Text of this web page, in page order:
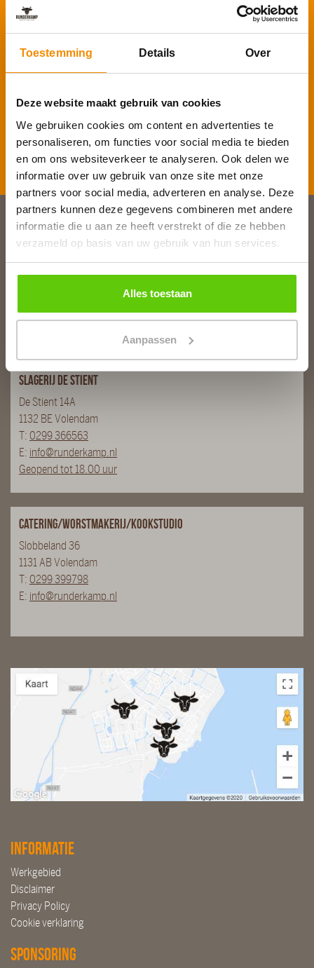
Toestemming Details Over
Deze website maakt gebruik van cookies
We gebruiken cookies om content en advertenties te
personaliseren, om functies voor social media te bieden
en om ons websiteverkeer te analyseren. Ook delen we
informatie over uw gebruik van onze site met onze
partners voor social media, adverteren en analyse. Deze
partners kunnen deze gegevens combineren met andere
informatie die u aan ze heeft verstrekt of die ze hebben
verzameld op basis van uw gebruik van hun services.
Alles toestaan
Aanpassen
Schrijf je in voor onze nieuwsbrief
Voornaam*
Inschrijven
Slagerij van Baar
1131 WT Volendam
Slagerij De Stient
De Stient 14A
1132 BE Volendam
T: 0299 366563
E: info@runderkamp.nl
Geopend tot 18.00 uur
Catering/Worstmakerij/Kookstudio
Slobbeland 36
1131 AB Volendam
T: 0299 399798
E: info@runderkamp.nl
Informatie
Werkgebied
Disclaimer
Privacy Policy
Cookie verklaring
Sponsoring